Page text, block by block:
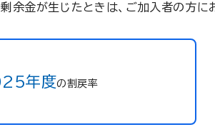
余金が生じたときは、ご加入者の方に
年度の割戻率